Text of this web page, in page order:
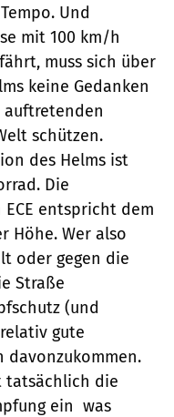
Und
mit 100 km/h
muss sich über
keine Gedanken
auftretenden
schützen.
des Helms ist
Die
entspricht dem
Höhe. Wer also
oder gegen die
Straße
(und
gute
davonzukommen.
tatsächlich die
ein  was